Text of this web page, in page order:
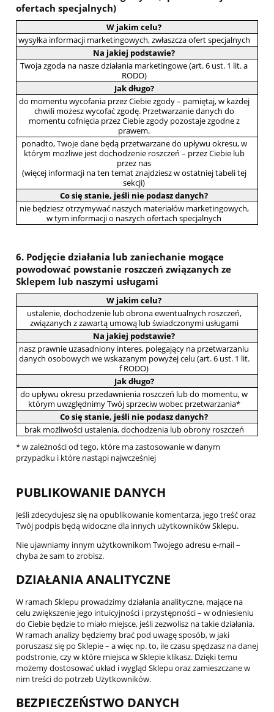
ofertach specjalnych)
W jakim celu?
wysyłka informacji marketingowych, zwłaszcza ofert specjalnych
Na jakiej podstawie?
Twoja zgoda na nasze działania marketingowe (art. 6 ust. 1 lit. a
RODO)
Jak długo?
do momentu wycofania przez Ciebie zgody – pamiętaj, w każdej
chwili możesz wycofać zgodę. Przetwarzanie danych do
momentu cofnięcia przez Ciebie zgody pozostaje zgodne z
prawem.
ponadto, Twoje dane będą przetwarzane do upływu okresu, w
którym możliwe jest dochodzenie roszczeń – przez Ciebie lub
przez nas
(więcej informacji na ten temat znajdziesz w ostatniej tabeli tej
sekcji)
Co się stanie, jeśli nie podasz danych?
nie będziesz otrzymywać naszych materiałów marketingowych,
w tym informacji o naszych ofertach specjalnych
6. Podjęcie działania lub zaniechanie mogące
powodować powstanie roszczeń związanych ze
Sklepem lub naszymi usługami
W jakim celu?
ustalenie, dochodzenie lub obrona ewentualnych roszczeń,
związanych z zawartą umową lub świadczonymi usługami
Na jakiej podstawie?
nasz prawnie uzasadniony interes, polegający na przetwarzaniu
danych osobowych we wskazanym powyżej celu (art. 6 ust. 1 lit.
f RODO)
Jak długo?
do upływu okresu przedawnienia roszczeń lub do momentu, w
którym uwzględnimy Twój sprzeciw wobec przetwarzania*
Co się stanie, jeśli nie podasz danych?
brak możliwości ustalenia, dochodzenia lub obrony roszczeń
* w zależności od tego, które ma zastosowanie w danym
przypadku i które nastąpi najwcześniej
PUBLIKOWANIE DANYCH
Jeśli zdecydujesz się na opublikowanie komentarza, jego treść oraz
Twój podpis będą widoczne dla innych użytkowników Sklepu.
Nie ujawniamy innym użytkownikom Twojego adresu e-mail –
chyba że sam to zrobisz.
DZIAŁANIA ANALITYCZNE
W ramach Sklepu prowadzimy działania analityczne, mające na
celu zwiększenie jego intuicyjności i przystępności – w odniesieniu
do Ciebie będzie to miało miejsce, jeśli zezwolisz na takie działania.
W ramach analizy będziemy brać pod uwagę sposób, w jaki
poruszasz się po Sklepie – a więc np. to, ile czasu spędzasz na danej
podstronie, czy w które miejsca w Sklepie klikasz. Dzięki temu
możemy dostosować układ i wygląd Sklepu oraz zamieszczane w
nim treści do potrzeb Użytkowników.
BEZPIECZEŃSTWO DANYCH